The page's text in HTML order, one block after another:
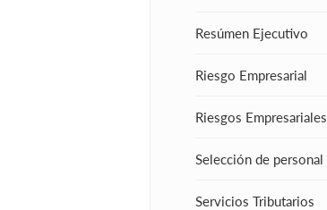
Resúmen Ejecutivo
Riesgo Empresarial
Riesgos Empresariales
Selección de personal
Servicios Tributarios